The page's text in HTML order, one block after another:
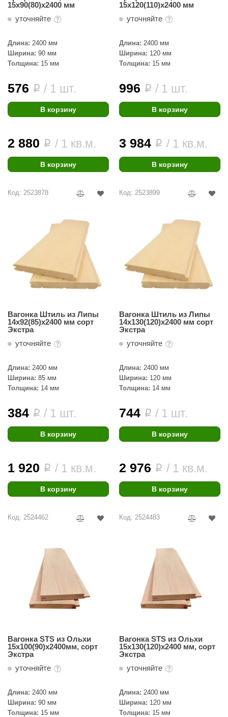
Термо
камень
камень
ecology
Design
2000
KERN
15х90(80)х2400 мм
уточняйте
Длина: 2400 мм
Ширина: 90 мм
Толщина: 15 мм
576 i / 1 шт.
В корзину
2 880 i / 1 кв.м.
В корзину
15х120(110)х2400 мм
уточняйте
Длина: 2400 мм
Ширина: 120 мм
Толщина: 15 мм
996 i / 1 шт.
В корзину
3 984 i / 1 кв.м.
В корзину
Код: 2523878
Вагонка Штиль из Липы
14х92(85)х2400 мм сорт
Экстра
уточняйте
Длина: 2400 мм
Ширина: 85 мм
Толщина: 14 мм
384 i / 1 шт.
В корзину
1 920 i / 1 кв.м.
В корзину
Код: 2523899
Вагонка Штиль из Липы
14х130(120)х2400 мм сорт
Экстра
уточняйте
Длина: 2400 мм
Ширина: 120 мм
Толщина: 14 мм
744 i / 1 шт.
В корзину
2 976 i / 1 кв.м.
В корзину
Код: 2524462
Вагонка STS из Ольхи
15х100(90)х2400мм, сорт
Экстра
уточняйте
Длина: 2400 мм
Ширина: 90 мм
Толщина: 15 мм
Код: 2524483
Вагонка STS из Ольхи
15х130(120)х2400 мм, сорт
Экстра
уточняйте
Длина: 2400 мм
Ширина: 120 мм
Толщина: 15 мм